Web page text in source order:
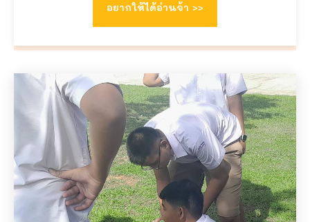
อยากให้ได้อ่านจ้า >>
สิ่งใดเกิดขึ้นแล้ว สิ่งนั้นย่อมดีเสมอ